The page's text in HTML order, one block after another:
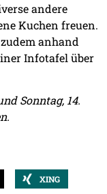
andere
Kuchen freuen.
anhand
Infotafel über
Sonntag, 14.
XING